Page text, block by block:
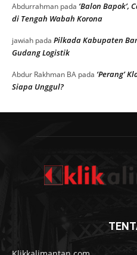
Abdurrahman pada ‘Balon Bapok’,
di Tengah Wabah Korona
jawiah pada Pilkada Kabupaten
Gudang Logistik
Abdur Rakhman BA pada ‘Perang’
Siapa Unggul?